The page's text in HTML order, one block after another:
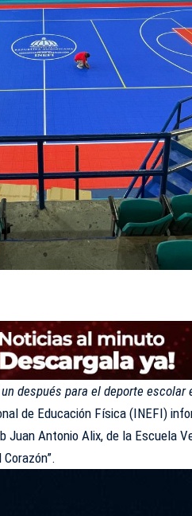
después para el deporte escolar
de Educación Física (INEFI)
Juan Antonio Alix, de la Escuela